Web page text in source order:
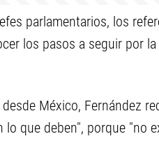
parlamentarios, los
los pasos a seguir por
México, Fernández
lo que deben", porque "no